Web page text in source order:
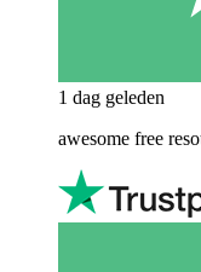
1 dag geleden
awesome free